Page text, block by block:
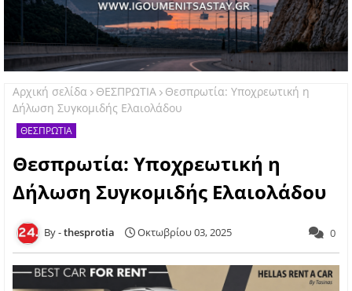
Αρχική σελίδα ΘΕΣΠΡΩΤΙΑ
Θεσπρωτία: Υποχρεωτική η
Δήλωση Συγκομιδής Ελαιολάδου
ΘΕΣΠΡΩΤΙΑ
Θεσπρωτία: Υποχρεωτική η
Δήλωση Συγκομιδής Ελαιολάδου
thesprotia Οκτωβρίου 03, 2025 0